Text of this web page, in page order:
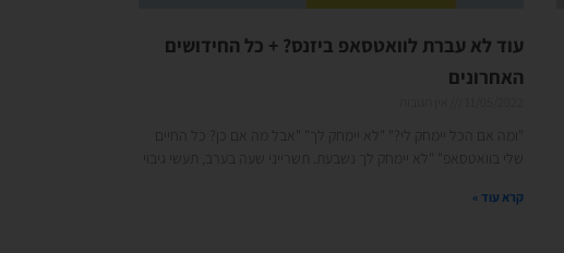
עוד לא עברת לוואטסאפ ביזנס? + כל החידושים
האחרונים
"ומה אם הכל יימחק לי?" "לא יימחק לך" "אבל מה אם כן? כל החיים
שלי בוואטסאפ" "לא יימחק לך נשבעת. תשרייני שעה בערב, תעשי גיבוי
קרא עוד »